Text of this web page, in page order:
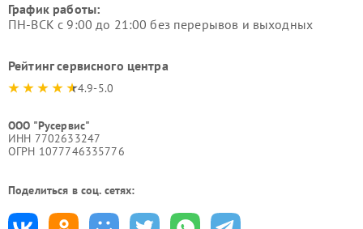
График работы:
ПН-ВСК с 9:00 до 21:00 без перерывов и выходных
Рейтинг сервисного центра
4.9-5.0
ООО "Русервис"
ИНН 7702633247
ОГРН 1077746335776
Поделиться в соц. сетях: